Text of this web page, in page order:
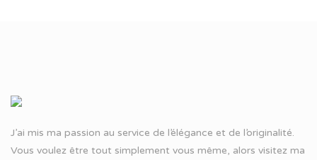
J’ai mis ma passion au service de l’élégance et de l’originalité.
Vous voulez être tout simplement vous même, alors visitez ma